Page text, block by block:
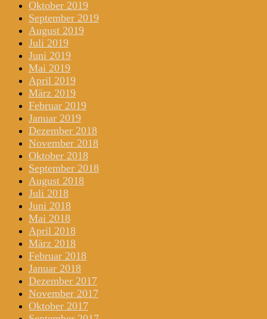
Oktober 2019
September 2019
August 2019
Juli 2019
Juni 2019
Mai 2019
April 2019
März 2019
Februar 2019
Januar 2019
Dezember 2018
November 2018
Oktober 2018
September 2018
August 2018
Juli 2018
Juni 2018
Mai 2018
April 2018
März 2018
Februar 2018
Januar 2018
Dezember 2017
November 2017
Oktober 2017